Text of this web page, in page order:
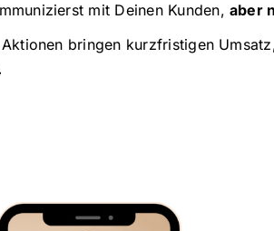
mit Deinen Kunden, aber
Aktionen bringen kurzfristigen